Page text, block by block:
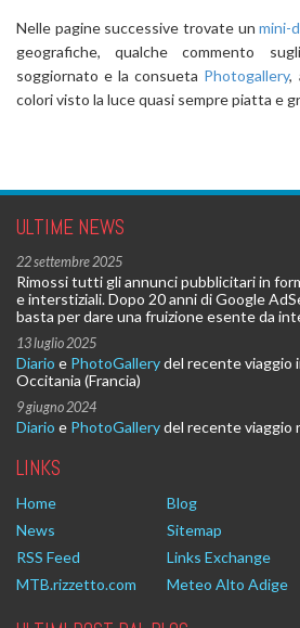
Nelle pagine successive trovate unmini-
geografiche, qualche commento
soggiornato e la consueta Photogallery,
colori visto la luce quasi sempre piatta e
ULTIME NEWS
22 settembre 2025
Rimossi tutti gli annunci pubblicitari in
e interstiziali. Dopo 20 anni di Google
basta per dare una fruizione esente da
13 luglio 2025
Diario e PhotoGallerydel recente viaggio
Occitania (Francia)
9 giugno 2024
Diario e PhotoGallerydel recente viaggio
LINKS
Home Blog
News
Sitemap
RSS Feed
Links Exchange
MTB.rizzetto.com
Meteo Alto Adige